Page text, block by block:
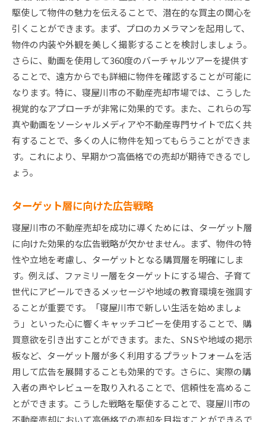
駆使して物件の魅力を伝えることで、潜在的な買主の関心を
引くことができます。まず、プロのカメラマンを起用して、
物件の内装や外観を美しく撮影することを検討しましょう。
さらに、動画を使用して360度のバーチャルツアーを提供す
ることで、遠方からでも詳細に物件を確認することが可能に
なります。特に、寝屋川市の不動産売却市場では、こうした
視覚的なアプローチが非常に効果的です。また、これらの写
真や動画をソーシャルメディアや不動産専門サイトで広く共
有することで、多くの人に物件を知ってもらうことができま
す。これにより、早期かつ高価格での売却が期待できるでし
ょう。
ターゲット層に向けた広告戦略
寝屋川市の不動産売却を成功に導くためには、ターゲット層
に向けた効果的な広告戦略が欠かせません。まず、物件の特
性や立地を考慮し、ターゲットとなる購買層を明確にしま
す。例えば、ファミリー層をターゲットにする場合、子育て
世代にアピールできるメッセージや地域の教育環境を強調す
ることが重要です。「寝屋川市で新しい生活を始めましょ
う」といった心に響くキャッチコピーを使用することで、購
買意欲を引き出すことができます。また、SNSや地域の掲示
板など、ターゲット層が多く利用するプラットフォームを活
用して広告を展開することも効果的です。さらに、実際の購
入者の声やレビューを取り入れることで、信頼性を高めるこ
とができます。こうした戦略を駆使することで、寝屋川市の
不動産売却において高価格での売却を目指すことができるで